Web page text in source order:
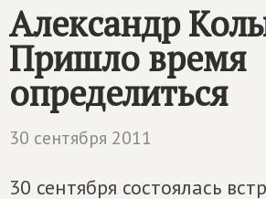
Александр
Пришло время
определиться
30 сентября 2011
30 сентября состоялась